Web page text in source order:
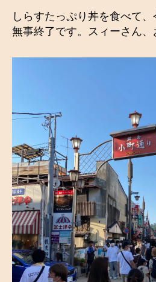
しらすたっぷり丼を食べて
無事終了です。スィーさん、